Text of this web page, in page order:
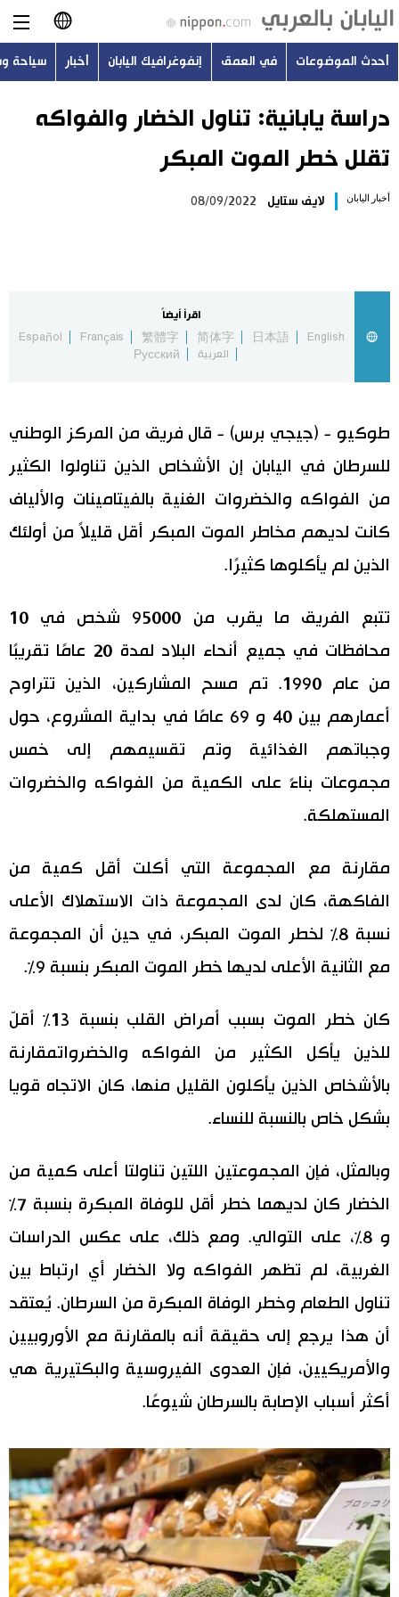
日本語
English
Русский
أحدث الموضوعات
اليابان في فيديو
مانغا وأنيمي
علوم وتكنولوجيا
صور
أشخاص
تجارب وآراء
سياسة
ثقافة
إعلان
الأكثر تفاعلا
اللغة اليابانية
هو وهي
تواصل معنا
أحدث الموضوعات في العمق إنفوغرافيك اليابان أخبار سياحة
دراسة يابانية: تناول الخضار والفواكه
تقلل خطر الموت المبكر
أخبار اليابان لايف ستايل 08/09/2022
اقرأ أيضاً
English
日本語
简体字
繁體字
Français
Español
العربية
Русский
طوكيو - (جيجي برس) - قال فريق من المركز الوطني
للسرطان في اليابان إن الأشخاص الذين تناولوا الكثير
من الفواكه والخضروات الغنية بالفيتامينات والألياف
كانت لديهم مخاطر الموت المبكر أقل قليلاً من أولئك
الذين لم يأكلوها كثيرًا.
تتبع الفريق ما يقرب من 95000 شخص في 10
محافظات في جميع أنحاء البلاد لمدة 20 عامًا تقريبًا
من عام 1990. تم مسح المشاركين، الذين تتراوح
أعمارهم بين 40 و 69 عامًا في بداية المشروع، حول
وجباتهم الغذائية وتم تقسيمهم إلى خمس
مجموعات بناءً على الكمية من الفواكه والخضروات
المستهلكة.
مقارنة مع المجموعة التي أكلت أقل كمية من
الفاكهة، كان لدى المجموعة ذات الاستهلاك الأعلى
نسبة 8٪ لخطر الموت المبكر، في حين أن المجموعة
مع الثانية الأعلى لديها خطر الموت المبكر بنسبة 9٪.
كان خطر الموت بسبب أمراض القلب بنسبة 13٪ أقلّ
للذين يأكل الكثير من الفواكه والخضرواتمقارنة
بالأشخاص الذين يأكلون القليل منها، كان الاتجاه قويا
بشكل خاص بالنسبة للنساء.
وبالمثل، فإن المجموعتين اللتين تناولتا أعلى كمية من
الخضار كان لديهما خطر أقل للوفاة المبكرة بنسبة 7٪
و 8٪، على التوالي. ومع ذلك، على عكس الدراسات
الغربية، لم تظهر الفواكه ولا الخضار أي ارتباط بين
تناول الطعام وخطر الوفاة المبكرة من السرطان. يُعتقد
أن هذا يرجع إلى حقيقة أنه بالمقارنة مع الأوروبيين
والأمريكيين، فإن العدوى الفيروسية والبكتيرية هي
أكثر أسباب الإصابة بالسرطان شيوعًا.